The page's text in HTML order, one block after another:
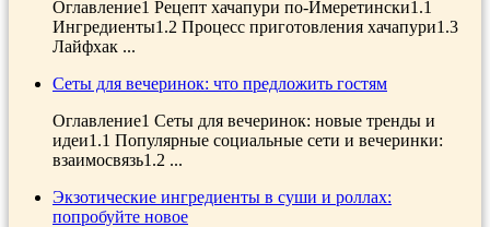
Оглавление1 Рецепт хачапури по-Имеретински1.1
Ингредиенты1.2 Процесс приготовления хачапури1.3
Лайфхак ...
Сеты для вечеринок: что предложить гостям
Оглавление1 Сеты для вечеринок: новые тренды и
идеи1.1 Популярные социальные сети и вечеринки:
взаимосвязь1.2 ...
Экзотические ингредиенты в суши и роллах:
попробуйте новое